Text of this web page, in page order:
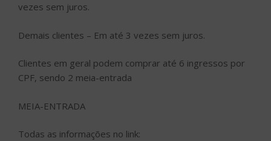
vezes sem juros.
Demais clientes – Em até 3 vezes sem juros.
Clientes em geral podem comprar até 6 ingressos por
CPF, sendo 2 meia-entrada
MEIA-ENTRADA
Todas as informações no link: